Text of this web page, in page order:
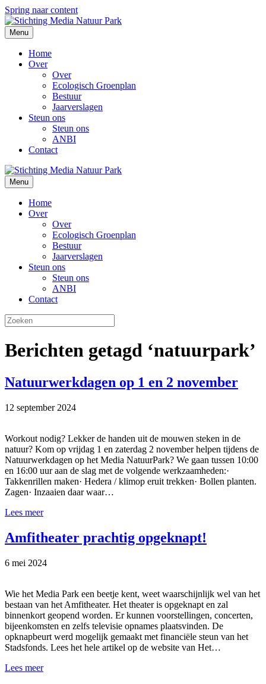
Spring naar content
Menu
Home
Over
Over
Ecologisch Groenplan
Bestuur
Jaarverslagen
Steun ons
Steun ons
ANBI
Contact
Menu
Home
Over
Over
Ecologisch Groenplan
Bestuur
Jaarverslagen
Steun ons
Steun ons
ANBI
Contact
Berichten getagd ‘natuurpark’
Natuurwerkdagen op 1 en 2 november
12 september 2024
Workout nodig? Lekker de handen uit de mouwen steken in de
natuur? Kom op vrijdag 1 en zaterdag 2 november helpen tijdens de
Natuurwerkdagen op het Media NatuurPark? We gaan tussen 10:00
en 16:00 uur aan de slag met de volgende werkzaamheden:·
Takkenrillen maken· Hedera / klimop eruit trekken· Bollen planten.
Zagen· Inzaaien daar waar…
Lees meer
Amfitheater prachtig opgeknapt!
6 mei 2024
Wie het Media Park een beetje kent, weet waarschijnlijk wel van het
bestaan van het Amfitheater. Het theater is opgeknapt en zal
binnenkort geopend worden. Er kunnen voorstellingen, concerten,
bijeenkomsten en zelfs televisie opnames plaatsvinden. De
opknapbeurt werd mogelijk gemaakt met financiële steun van het
Stadsfonds. Lees het hele artikel op de website van Het…
Lees meer